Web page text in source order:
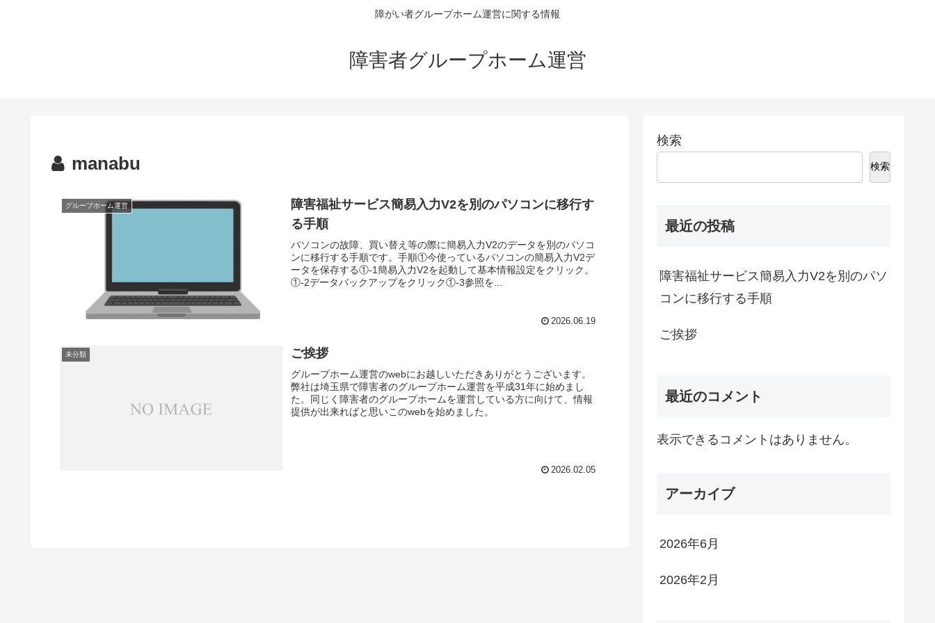
障がい者グループホーム運営に関する情報
障害者グループホーム運営
manabu
グループホーム運営
障害福祉サービス簡易入力V2を別のパソコンに移行す
る手順
パソコンの故障、買い替え等の際に簡易入力V2のデータを別のパソコ
ンに移行する手順です。手順①今使っているパソコンの簡易入力V2デ
ータを保存する①-1簡易入力V2を起動して基本情報設定をクリック。
①-2データバックアップをクリック①-3参照を...
2026.06.19
未分類 ご挨拶
グループホーム運営のwebにお越しいただきありがとうございます。
弊社は埼玉県で障害者のグループホーム運営を平成31年に始めまし
た。同じく障害者のグループホームを運営している方に向けて、情報
提供が出来ればと思いこのwebを始めました。
2026.02.05
検索
検索
最近の投稿
障害福祉サービス簡易入力V2を別のパソ
コンに移行する手順
ご挨拶
最近のコメント
表示できるコメントはありません。
アーカイブ
2026年6月
2026年2月